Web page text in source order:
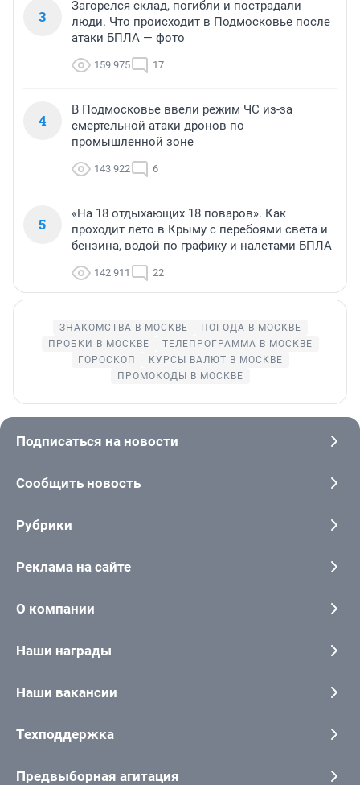
3
Загорелся склад, погибли и пострадали
люди. Что происходит в Подмосковье после
атаки БПЛА — фото
159 975 17
4
В Подмосковье ввели режим ЧС из-за
смертельной атаки дронов по
промышленной зоне
143 922 6
5
«На 18 отдыхающих 18 поваров». Как
проходит лето в Крыму с перебоями света и
бензина, водой по графику и налетами БПЛА
142 911 22
ЗНАКОМСТВА В МОСКВЕ
ПОГОДА В МОСКВЕ
ПРОБКИ В МОСКВЕ
ТЕЛЕПРОГРАММА В МОСКВЕ
ГОРОСКОП
КУРСЫ ВАЛЮТ В МОСКВЕ
ПРОМОКОДЫ В МОСКВЕ
Подписаться на новости
Сообщить новость
Рубрики
Реклама на сайте
О компании
Наши награды
Наши вакансии
Техподдержка
Предвыборная агитация